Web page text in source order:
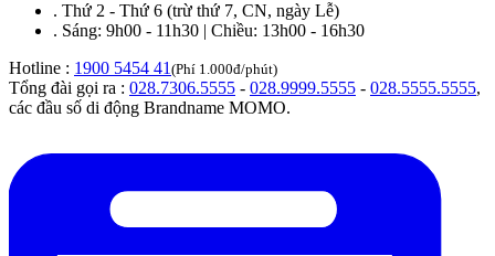
. Thứ 2 - Thứ 6 (trừ thứ 7, CN, ngày Lễ)
. Sáng: 9h00 - 11h30 | Chiều: 13h00 - 16h30
Hotline : 1900 5454 41 (Phí 1.000đ/phút)
Tổng đài gọi ra : 028.7306.5555 - 028.9999.5555 - 028.5555.5555,
các đầu số di động Brandname MOMO.